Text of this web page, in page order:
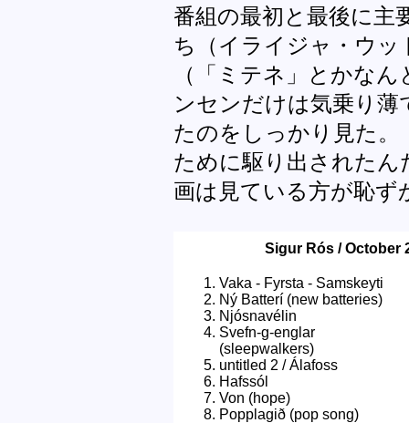
番組の最初と最後に主
ち（イライジャ・ウッ
（「ミテネ」とかな
ンセンだけは気乗り
たのをしっかり見た。
ために駆り出された
画は見ている方が恥ず
Sigur Rós / October
Vaka - Fyrsta - Samskeyti
Ný Batterí (new batteries)
Njósnavélin
Svefn-g-englar
(sleepwalkers)
untitled 2 / Álafoss
Hafssól
Von (hope)
Popplagið (pop song)